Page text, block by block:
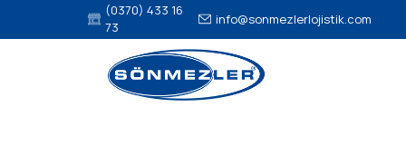
(0370) 433 16
73
info@sonmezlerlojistik.com